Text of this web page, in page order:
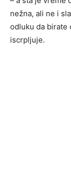
nežna, ali ne i
odluku da birate
iscrpljuje.